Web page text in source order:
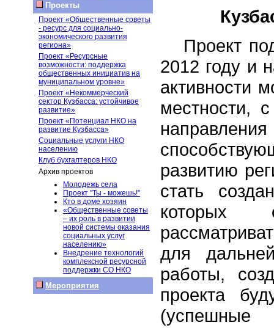
Проекты
Проект «Общественные советы
- ресурс для социально-
экономического развития
региона»
Проект «Ресурсные
возможности: поддержка
общественных инициатив на
муниципальном уровне»
Проект «Некоммерческий
сектор Кузбасса: устойчивое
развитие»
Проект «Потенциал НКО на
развитие Кузбасса»
Социальные услуги НКО
населению
Клуб бухгалтеров НКО
Архив проектов
Молодежь села
Проект "Ты - можешь!"
Кто в доме хозяин
«Общественные советы
– их роль в развитии
новой системы оказания
социальных услуг
населению»
Внедрение технологий
комплексной ресурсной
поддержки СО НКО
Мероприятия
Проект
2012 году и
активности
местности,
развитию
стать
которых
для
работы,
проекта
(успешные